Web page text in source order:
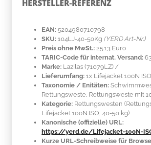
HERSTELLER-REFERENZ
EAN: 5204980710798
SKU: 104LJ-40-50Kg (YERD Art-Nr.)
Preis ohne MwSt.: 25.13 Euro
TARIC-Code für internat. Versand:
Marke: Lazilas (71079LZ) /
Lieferumfang: 1x Lifejacket 100N
Taxonomie / Enitäten:
Rettungsweste, Rettungsweste mit
Kategorie: Rettungswesten
Lifejacket 100N ISO, 40-50 kg)
Kanonische (offizielle) URL:
https://yerd.de/Lifejacket-100N-
Kurze URL-Schreibweise für